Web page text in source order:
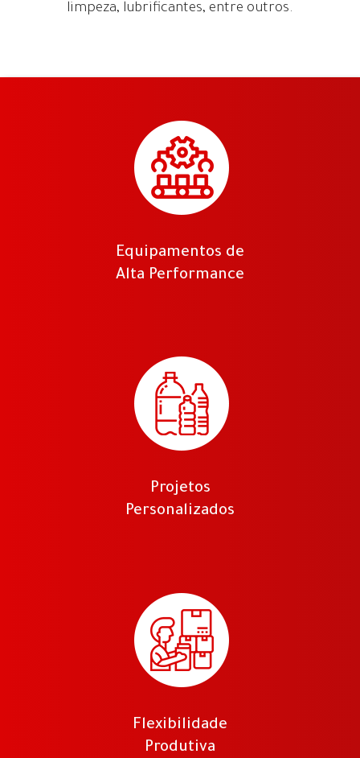
limpeza, lubrificantes, entre outros.
Equipamentos de
Alta Performance
Projetos
Personalizados
Flexibilidade
Produtiva